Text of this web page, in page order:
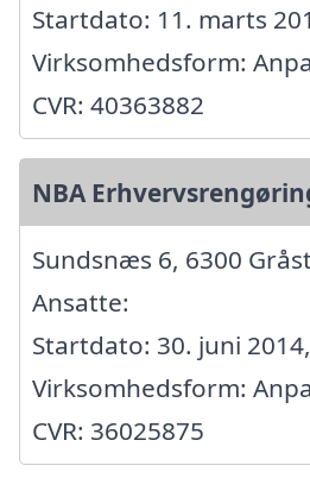
Startdato: 11. marts
Virksomhedsform:
CVR: 40363882
NBA
Sundsnæs 6, 6300
Ansatte:
Startdato: 30. juni 2014,
Virksomhedsform:
CVR: 36025875